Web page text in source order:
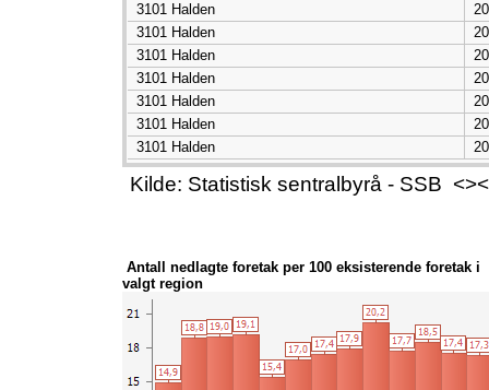
3101 Halden
3101 Halden
3101 Halden
3101 Halden
3101 Halden
3101 Halden
3101 Halden
Kilde: Statistisk sentralbyrå - SSB
Antall nedlagte foretak per 100 eksisterende foretak i
valgt region